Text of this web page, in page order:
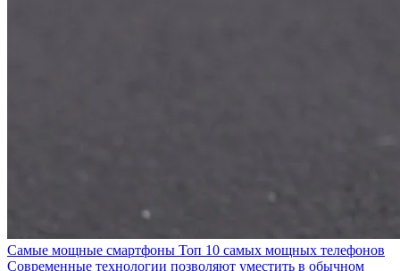
Самые мощные смартфоны Топ 10 самых мощных телефонов
Современные технологии позволяют уместить в обычном